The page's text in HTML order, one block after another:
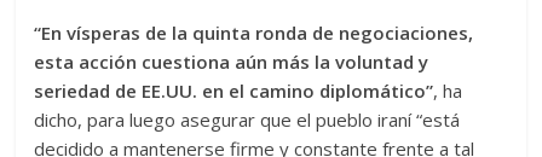
“En vísperas de la quinta ronda de negociaciones,
esta acción cuestiona aún más la voluntad y
seriedad de EE.UU. en el camino diplomático”, ha
dicho, para luego asegurar que el pueblo iraní “está
decidido a mantenerse firme y constante frente a tal